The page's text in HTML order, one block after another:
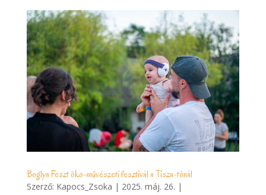
Boglya Feszt öko-művészeti fesztivál a Tisza-tónál
Szerző: Kapocs_Zsoka | 2025. máj. 26. |